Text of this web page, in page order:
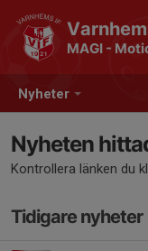
Nyheter
Nyheten
Kontrollera länken du
Tidigare nyheter